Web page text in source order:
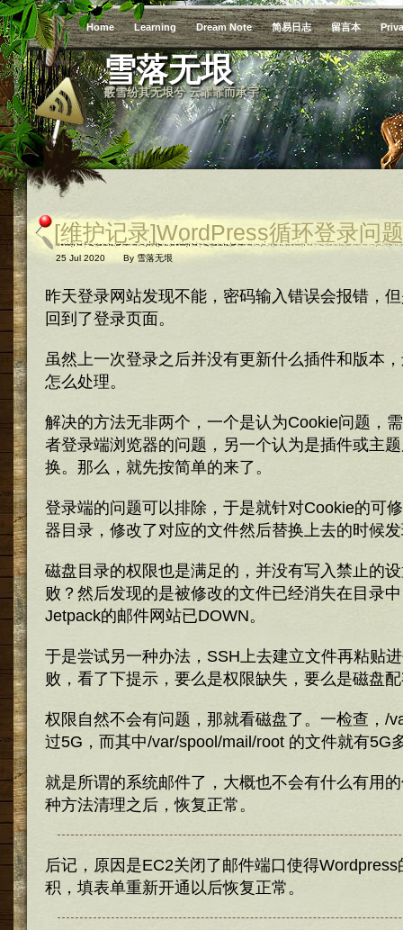
Home Learning Dream Note 简易日志 留言本
雪落无垠
霰雪纷其无垠兮 云霏霏而承宇
[维护记录]WordPress循环登录问
25 Jul 2020 By 雪落无垠
昨天登录网站发现不能，密码输入错误会报错，
回到了登录页面。
虽然上一次登录之后并没有更新什么插件和版本
怎么处理。
解决的方法无非两个，一个是认为Cookie问题，
者登录端浏览器的问题，另一个认为是插件或主
换。那么，就先按简单的来了。
登录端的问题可以排除，于是就针对Cookie的可
器目录，修改了对应的文件然后替换上去的时候
磁盘目录的权限也是满足的，并没有写入禁止的
败？然后发现的是被修改的文件已经消失在目录
Jetpack的邮件网站已DOWN。
于是尝试另一种办法，SSH上去建立文件再粘贴
败，看了下提示，要么是权限缺失，要么是磁盘
权限自然不会有问题，那就看磁盘了。一检查，/
过5G，而其中/var/spool/mail/root 的文件就有5G
就是所谓的系统邮件了，大概也不会有什么有用
种方法清理之后，恢复正常。
后记，原因是EC2关闭了邮件端口使得
积，填表单重新开通以后恢复正常。